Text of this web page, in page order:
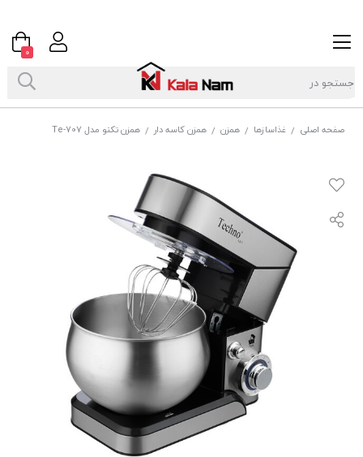
صفحه اصلی / غذاسازها / همزن / همزن کاسه دار / همزن تکنو مدل Te-707
0